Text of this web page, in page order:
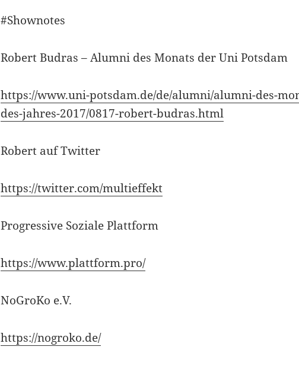
#Shownotes
Robert Budras – Alumni des Monats der Uni Potsdam
https://www.uni-potsdam.de/de/alumni/alumni-des-
des-jahres-2017/0817-robert-budras.html
Robert auf Twitter
https://twitter.com/multieffekt
Progressive Soziale Plattform
https://www.plattform.pro/
NoGroKo e.V.
https://nogroko.de/